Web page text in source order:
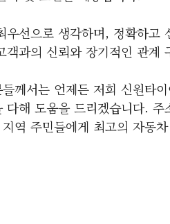
우선으로 생각하며, 정확하고
과의 신뢰와 장기적인 관계
께서는 언제든 저희 신원타
다해 도움을 드리겠습니다.
역 주민들에게 최고의 자동